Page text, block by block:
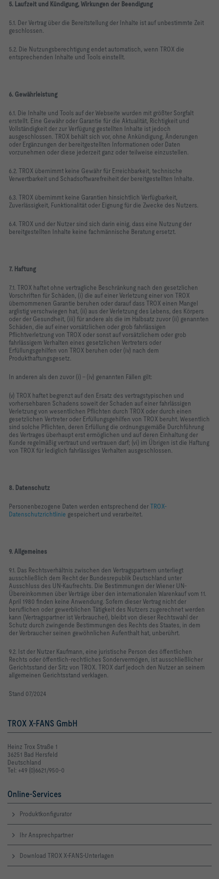
5. Laufzeit und Kündigung, Wirkungen der Beendigung
5.1. Der Vertrag über die Bereitstellung der Inhalte ist auf unbestimmte Zeit
geschlossen.
5.2. Die Nutzungsberechtigung endet automatisch, wenn TROX die
entsprechenden Inhalte und Tools einstellt.
6. Gewährleistung
6.1. Die Inhalte und Tools auf der Webseite wurden mit größter Sorgfalt
erstellt. Eine Gewähr oder Garantie für die Aktualität, Richtigkeit und
Vollständigkeit der zur Verfügung gestellten Inhalte ist jedoch
ausgeschlossen. TROX behält sich vor, ohne Ankündigung, Änderungen
oder Ergänzungen der bereitgestellten Informationen oder Daten
vorzunehmen oder diese jederzeit ganz oder teilweise einzustellen.
6.2. TROX übernimmt keine Gewähr für Erreichbarkeit, technische
Verwertbarkeit und Schadsoftwarefreiheit der bereitgestellten Inhalte.
6.3. TROX übernimmt keine Garantien hinsichtlich Verfügbarkeit,
Zuverlässigkeit, Funktionalität oder Eignung für die Zwecke des Nutzers.
6.4. TROX und der Nutzer sind sich darin einig, dass eine Nutzung der
bereitgestellten Inhalte keine fachmännische Beratung ersetzt.
7. Haftung
7.1. TROX haftet ohne vertragliche Beschränkung nach den gesetzlichen
Vorschriften für Schäden, (i) die auf einer Verletzung einer von TROX
übernommenen Garantie beruhen oder darauf dass TROX einen Mangel
arglistig verschwiegen hat, (ii) aus der Verletzung des Lebens, des Körpers
oder der Gesundheit, (iii) für andere als die im Halbsatz zuvor (ii) genannten
Schäden, die auf einer vorsätzlichen oder grob fahrlässigen
Pflichtverletzung von TROX oder sonst auf vorsätzlichem oder grob
fahrlässigem Verhalten eines gesetzlichen Vertreters oder
Erfüllungsgehilfen von TROX beruhen oder (iv) nach dem
Produkthaftungsgesetz.
In anderen als den zuvor (i) – (iv) genannten Fällen gilt:
(v) TROX haftet begrenzt auf den Ersatz des vertragstypischen und
vorhersehbaren Schadens soweit der Schaden auf einer fahrlässigen
Verletzung von wesentlichen Pflichten durch TROX oder durch einen
gesetzlichen Vertreter oder Erfüllungsgehilfen von TROX beruht. Wesentlich
sind solche Pflichten, deren Erfüllung die ordnungsgemäße Durchführung
des Vertrages überhaupt erst ermöglichen und auf deren Einhaltung der
Kunde regelmäßig vertraut und vertrauen darf; (vi) im Übrigen ist die Haftung
von TROX für lediglich fahrlässiges Verhalten ausgeschlossen.
8. Datenschutz
Personenbezogene Daten werden entsprechend derTROX-
Datenschutzrichtlinie gespeichert und verarbeitet.
9. Allgemeines
9.1. Das Rechtsverhältnis zwischen den Vertragspartnern unterliegt
ausschließlich dem Recht der Bundesrepublik Deutschland unter
Ausschluss des UN-Kaufrechts. Die Bestimmungen der Wiener UN-
Übereinkommen über Verträge über den internationalen Warenkauf vom 11.
April 1980 finden keine Anwendung. Sofern dieser Vertrag nicht der
beruflichen oder gewerblichen Tätigkeit des Nutzers zugerechnet werden
kann (Vertragspartner ist Verbraucher), bleibt von dieser Rechtswahl der
Schutz durch zwingende Bestimmungen des Rechts des Staates, in dem
der Verbraucher seinen gewöhnlichen Aufenthalt hat, unberührt.
9.2. Ist der Nutzer Kaufmann, eine juristische Person des öffentlichen
Rechts oder öffentlich-rechtliches Sondervermögen, ist ausschließlicher
Gerichtsstand der Sitz von TROX. TROX darf jedoch den Nutzer an seinem
allgemeinen Gerichtsstand verklagen.
Stand 07/2024
TROX X-FANS GmbH
Heinz Trox Straße 1
36251 Bad Hersfeld
Deutschland
Tel: +49 (0)6621/950-0
Online-Services
Produktkonfigurator
Ihr Ansprechpartner
Download TROX X-FANS-Unterlagen